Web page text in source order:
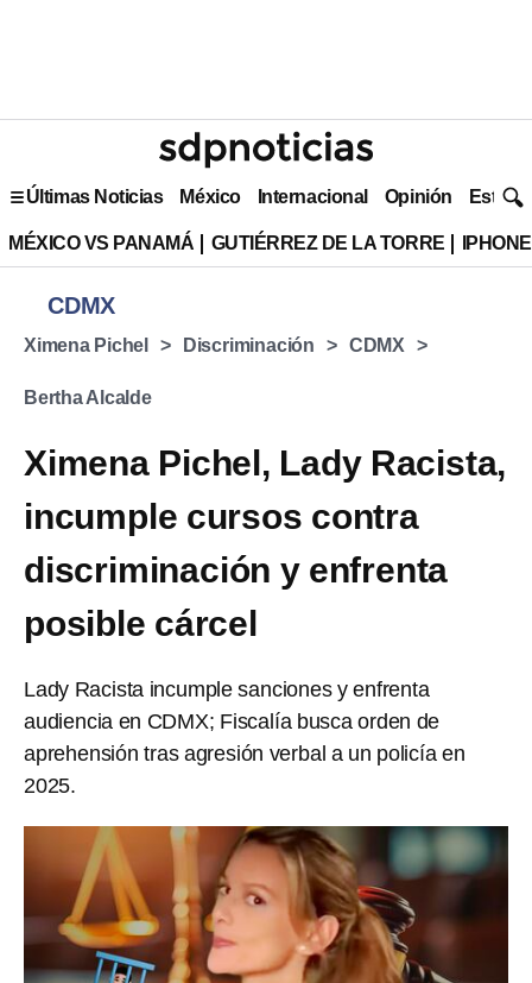
Últimas Noticias México Internacional Opinión Estilo
MÉXICO VS PANAMÁ GUTIÉRREZ DE LA TORRE
CDMX
Ximena Pichel Discriminación CDMX
Bertha Alcalde
Ximena Pichel, Lady Racista,
incumple cursos contra
discriminación y enfrenta
posible cárcel
Lady Racista incumple sanciones y enfrenta
audiencia en CDMX; Fiscalía busca orden de
aprehensión tras agresión verbal a un policía en
2025.